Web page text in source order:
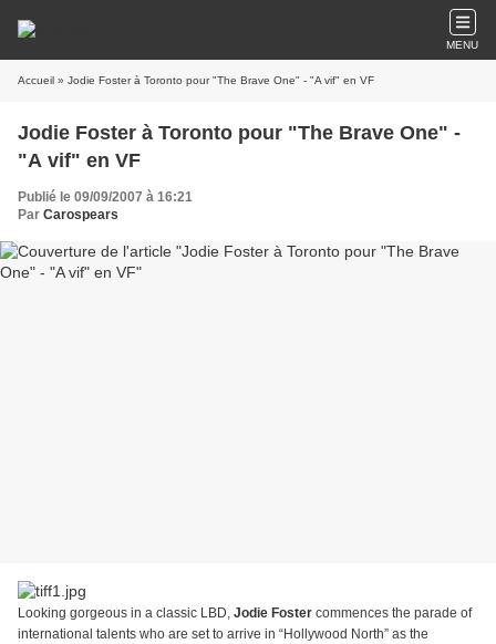
MENU
Accueil » Jodie Foster à Toronto pour "The Brave One" - "A vif" en VF
Jodie Foster à Toronto pour "The Brave One" -
"A vif" en VF
Publié le 09/09/2007 à 16:21
Par Carospears
Looking gorgeous in a classic LBD, Jodie Foster commences the parade of
international talents who are set to arrive in “Hollywood North” as the